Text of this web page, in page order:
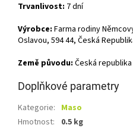
Trvanlivost: 7 dní
Výrobce: Farma rodiny
Oslavou, 594 44, Česká
Země původu: Česká republika
Doplňkové parametry
Kategorie: Maso
Hmotnost: 0.5 kg